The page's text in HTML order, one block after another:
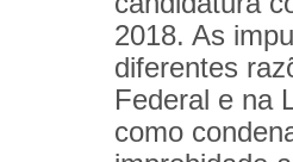
2018. As
diferentes
Federal e na
como